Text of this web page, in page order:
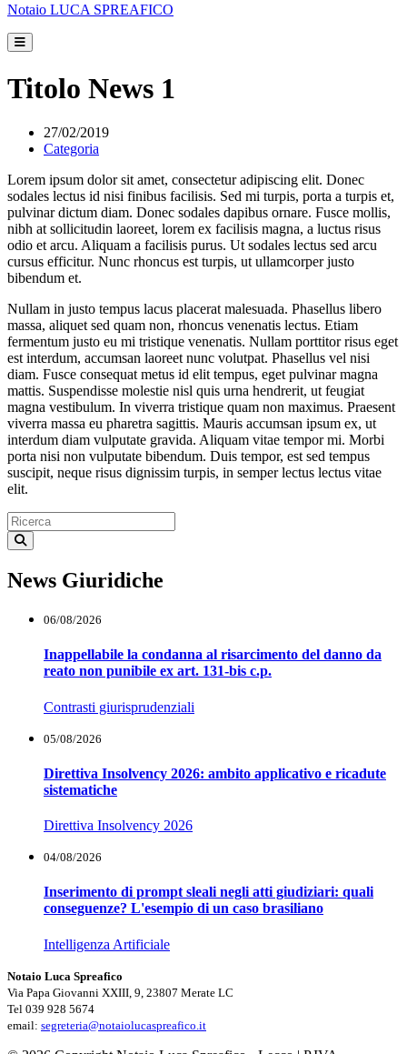
Notaio LUCA SPREAFICO
Titolo News 1
27/02/2019
Categoria
Lorem ipsum dolor sit amet, consectetur adipiscing elit. Donec
sodales lectus id nisi finibus facilisis. Sed mi turpis, porta a turpis et,
pulvinar dictum diam. Donec sodales dapibus ornare. Fusce mollis,
nibh at sollicitudin laoreet, lorem ex facilisis magna, a luctus risus
odio et arcu. Aliquam a facilisis purus. Ut sodales lectus sed arcu
cursus efficitur. Nunc rhoncus est turpis, ut ullamcorper justo
bibendum et.
Nullam in justo tempus lacus placerat malesuada. Phasellus libero
massa, aliquet sed quam non, rhoncus venenatis lectus. Etiam
fermentum justo eu mi tristique venenatis. Nullam porttitor risus eget
est interdum, accumsan laoreet nunc volutpat. Phasellus vel nisi
diam. Fusce consequat metus id elit tempus, eget pulvinar magna
mattis. Suspendisse molestie nisl quis urna hendrerit, ut feugiat
magna vestibulum. In viverra tristique quam non maximus. Praesent
viverra massa eu pharetra sagittis. Mauris accumsan ipsum ex, ut
interdum diam vulputate gravida. Aliquam vitae tempor mi. Morbi
porta nisi non vulputate bibendum. Duis tempor, est sed tempus
suscipit, neque risus dignissim turpis, in semper lectus lectus vitae
elit.
News Giuridiche
06/08/2026
Inappellabile la condanna al risarcimento del danno da
reato non punibile ex art. 131-bis c.p.
Contrasti giurisprudenziali
05/08/2026
Direttiva Insolvency 2026: ambito applicativo e ricadute
sistematiche
Direttiva Insolvency 2026
04/08/2026
Inserimento di prompt sleali negli atti giudiziari: quali
conseguenze? L'esempio di un caso brasiliano
Intelligenza Artificiale
Notaio Luca Spreafico
Via Papa Giovanni XXIII, 9, 23807 Merate LC
Tel 039 928 5674
email: segreteria@notaiolucaspreafico.it